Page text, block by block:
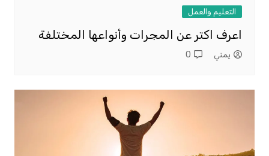
التعليم والعمل
اعرف اكتر عن المجرات وأنواعها المختلفة
يمني 0